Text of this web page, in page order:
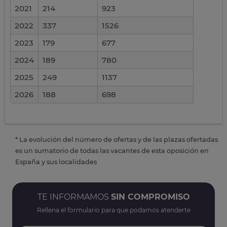
2021 214
923
2022
337
1526
2023
179
677
2024
189
780
2025
249
1137
2026
188 698
* La evolución del número de ofertas y de las plazas ofertadas
es un sumatorio de todas las vacantes de esta oposición en
España y sus localidades
TE INFORMAMOS SIN COMPROMISO
Rellena el formulario para que podamos atenderte